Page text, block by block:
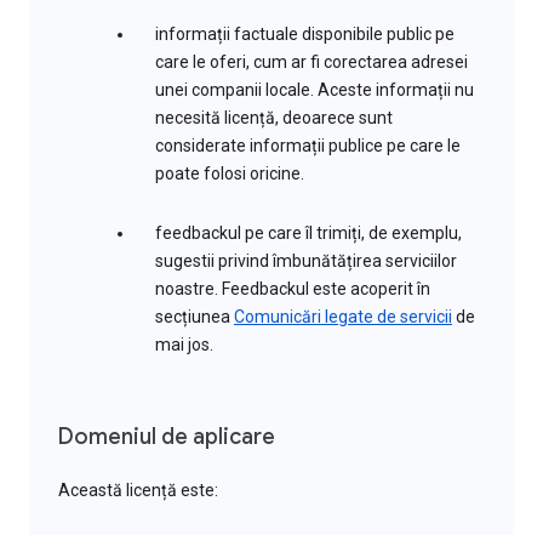
informații factuale disponibile public pe
care le oferi, cum ar fi corectarea adresei
unei companii locale. Aceste informații nu
necesită licență, deoarece sunt
considerate informații publice pe care le
poate folosi oricine.
feedbackul pe care îl trimiți, de exemplu,
sugestii privind îmbunătățirea serviciilor
noastre. Feedbackul este acoperit în
secțiuneaComunicări legate de servicii de
mai jos.
Domeniul de aplicare
Această licență este: